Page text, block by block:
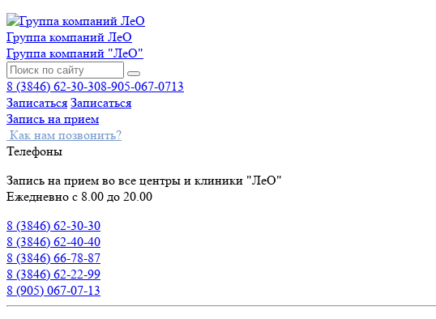
Группа компаний ЛеО
Группа компаний "ЛеО"
8 (3846) 62-30-308-905-067-0713
Записаться Записаться
Запись на прием
Как нам позвонить?
Телефоны
Запись на прием во все центры и клиники "ЛеО"
Ежедневно с 8.00 до 20.00
8 (3846) 62-30-30
8 (3846) 62-40-40
8 (3846) 66-78-87
8 (3846) 62-22-99
8 (905) 067-07-13